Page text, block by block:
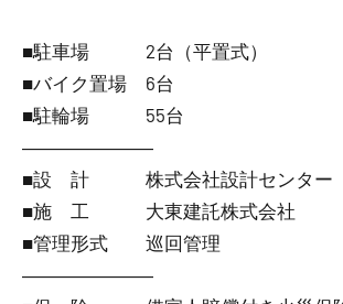
■駐車場 2台（平置式）
■バイク置場 6台
■駐輪場 55台
―――――――
■設 計 株式会社設計センター
■施 工 大東建託株式会社
■管理形式 巡回管理
―――――――